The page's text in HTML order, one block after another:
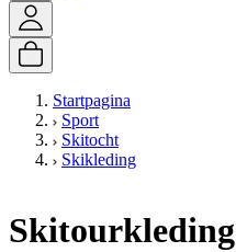
Startpagina
Sport
Skitocht
Skikleding
Skitourkleding